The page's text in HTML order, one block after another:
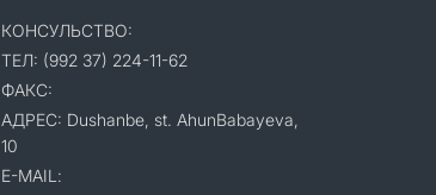
КОНСУЛЬСТВО:
ТЕЛ: (992 37) 224-11-62
ФАКС:
АДРЕС: Dushanbe, st. AhunBabayeva,
10
E-MAIL: